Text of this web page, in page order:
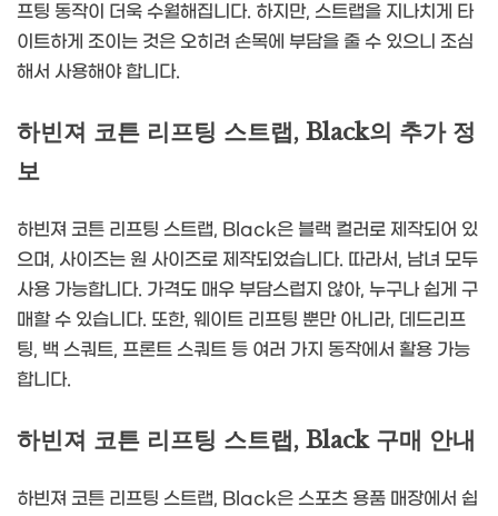
프팅 동작이 더욱 수월해집니다. 하지만, 스트랩을 지나치게 타
이트하게 조이는 것은 오히려 손목에 부담을 줄 수 있으니 조심
해서 사용해야 합니다.
하빈져 코튼 리프팅 스트랩, Black의 추가 정
보
하빈져 코튼 리프팅 스트랩, Black은 블랙 컬러로 제작되어 있
으며, 사이즈는 원 사이즈로 제작되었습니다. 따라서, 남녀 모두
사용 가능합니다. 가격도 매우 부담스럽지 않아, 누구나 쉽게 구
매할 수 있습니다. 또한, 웨이트 리프팅 뿐만 아니라, 데드리프
팅, 백 스쿼트, 프론트 스쿼트 등 여러 가지 동작에서 활용 가능
합니다.
하빈져 코튼 리프팅 스트랩, Black 구매 안내
하빈져 코튼 리프팅 스트랩, Black은 스포츠 용품 매장에서 쉽